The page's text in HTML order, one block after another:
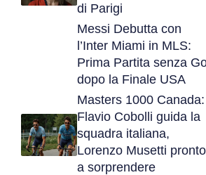
di Parigi
Messi Debutta con
l’Inter Miami in MLS:
Prima Partita senza
dopo la Finale USA
Masters 1000 Canada:
Flavio Cobolli guida la
squadra italiana,
Lorenzo Musetti pronto
a sorprendere